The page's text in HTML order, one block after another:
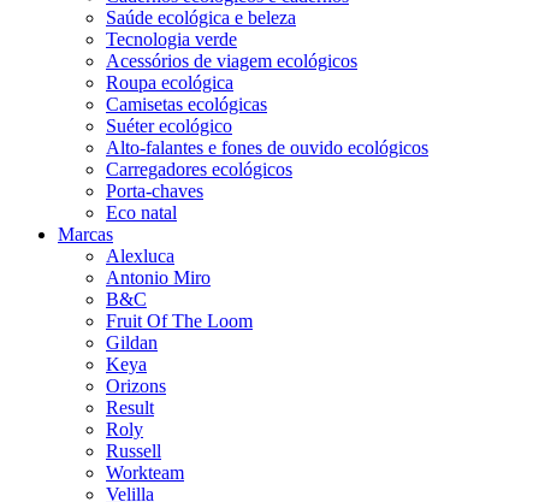
Saúde ecológica e beleza
Tecnologia verde
Acessórios de viagem ecológicos
Roupa ecológica
Camisetas ecológicas
Suéter ecológico
Alto-falantes e fones de ouvido ecológicos
Carregadores ecológicos
Porta-chaves
Eco natal
Marcas
Alexluca
Antonio Miro
B&C
Fruit Of The Loom
Gildan
Keya
Orizons
Result
Roly
Russell
Workteam
Velilla